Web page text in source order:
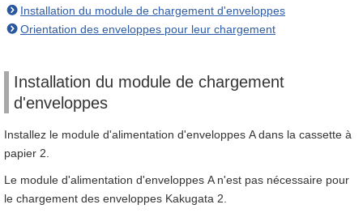
Installation du module de chargement d'enveloppes
Orientation des enveloppes pour leur chargement
Installation du module de chargement
d'enveloppes
Installez le module d'alimentation d'enveloppes A dans la cassette à
papier 2.
Le module d'alimentation d'enveloppes A n'est pas nécessaire pour
le chargement des enveloppes Kakugata 2.